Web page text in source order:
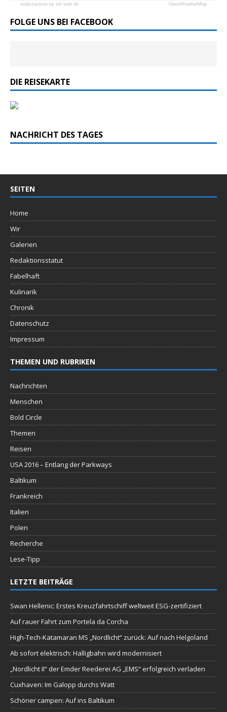
realizzazione by siti web ok OpenWeatherMap
FOLGE UNS BEI FACEBOOK
DIE REISEKARTE
NACHRICHT DES TAGES
SEITEN
Home
Wir
Galerien
Redaktionsstatut
Fabelhaft
Kulinarik
Chronik
Datenschutz
Impressum
THEMEN UND RUBRIKEN
Nachrichten
Menschen
Bold Circle
Themen
Reisen
USA 2016 – Entlang der Parkways
Baltikum
Frankreich
Italien
Polen
Recherche
Lese-Tipp
LETZTE BEITRÄGE
Swan Hellenic: Erstes Kreuzfahrtschiff weltweit ESG-zertifiziert
Auf rauer Fahrt zum Portela da Corcha
High-Tech-Katamaran MS „Nordlicht“ zurück: Auf nach Helgoland
Ab sofort elektrisch: Halligbahn wird modernisiert
„Nordlicht II“ der Emder Reederei AG „EMS“ erfolgreich verladen
Cuxhaven: Im Galopp durchs Watt
Schöner campen: Auf ins Baltikum